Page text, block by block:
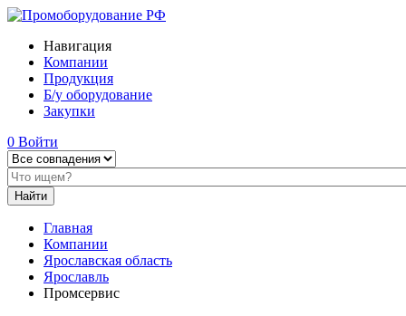
Навигация
Компании
Продукция
Б/у оборудование
Закупки
0 Войти
Главная
Компании
Ярославская область
Ярославль
Промсервис